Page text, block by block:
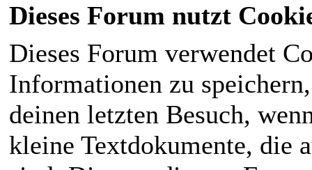
Dieses Forum nutzt
Dieses Forum verwendet
Informationen zu
deinen letzten Besuch,
kleine Textdokumente, die